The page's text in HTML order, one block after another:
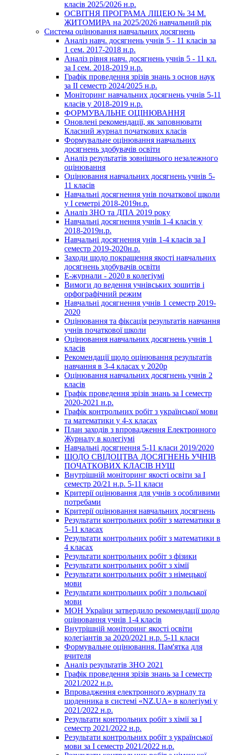
класів 2025/2026 н.р.
ОСВІТНЯ ПРОГРАМА ЛІЦЕЮ № 34 М.
ЖИТОМИРА на 2025/2026 навчальний рік
Система оцінювання навчальних досягнень
Аналіз навч. досягнень учнів 5 - 11 класів за
1 сем. 2017-2018 н.р.
Аналіз рівня навч. досягнень учнів 5 - 11 кл.
за І сем. 2018-2019 н.р.
Графік проведення зрізів знань з основ наук
за ІІ семестр 2024/2025 н.р.
Моніторинг навчальних досягнень учнів 5-11
класів у 2018-2019 н.р.
ФОРМУВАЛЬНЕ ОЦІНЮВАННЯ
Оновлені рекомендації, як заповнювати
Класний журнал початкових класів
Формувальне оцінювання навчальних
досягнень здобувачів освіти
Аналіз результатів зовнішнього незалежного
оцінювання
Оцінювання навчальних досягнень учнів 5-
11 класів
Навчальні досягнення унів початкової щколи
у І семетрі 2018-2019н.р.
Аналіз ЗНО та ДПА 2019 року
Навчальні досягнення учнів 1-4 класів у
2018-2019н.р.
Навчальні досягнення унів 1-4 класів за І
семестр 2019-2020н.р.
Заходи щодо покращення якості навчальних
досягнень здобувачів освіти
Е-журнали - 2020 в колегіумі
Вимоги до ведення учнівських зошитів і
орфографічний режим
Навчальні досягнення учнів 1 семестр 2019-
2020
Оцінювання та фіксація результатів навчання
учнів початкової школи
Оцінювання навчальних досягнень учнів 1
класів
Рекомендації щодо оцінювання результатів
навчання в 3-4 класах у 2020р
Оцінювання навчальних досягнень учнів 2
класів
Графік проведення зрізів знань за І семестр
2020-2021 н.р.
Графік контрольних робіт з української мови
та математики у 4-х класах
План заходів з впровадження Електронного
Журналу в колегіумі
Навчальні досягнення 5-11 класи 2019/2020
ЩОДО СВІДОЦТВА ДОСЯГНЕНЬ УЧНІВ
ПОЧАТКОВИХ КЛАСІВ НУШ
Внутрішній моніторинг якості освіти за І
семестр 20/21 н.р. 5-11 класи
Критерії оцінювання для учнів з особливими
потребами
Критерії оцінювання навчальних досягнень
Результати контрольних робіт з математики в
5-11 класах
Результати контрольних робіт з математики в
4 класах
Результати контрольних робіт з фізики
Результати контрольних робіт з хімії
Результати контрольних робіт з німецької
мови
Результати контрольних робіт з польської
мови
МОН України затвердило рекомендації щодо
оцінювання учнів 1-4 класів
Внутрішній моніторинг якості освіти
колегіантів за 2020/2021 н.р. 5-11 класи
Формувальне оцінювання. Пам'ятка для
вчителя
Аналіз результатів ЗНО 2021
Графік проведення зрізів знань за І семестр
2021/2022 н.р.
Впровадження електронного журналу та
щоденника в системі «NZ.UA» в колегіумі у
2021/2022 н.р.
Результати контрольних робіт з хімії за І
семестр 2021/2022 н.р.
Результати контрольних робіт з української
мови за І семестр 2021/2022 н.р.